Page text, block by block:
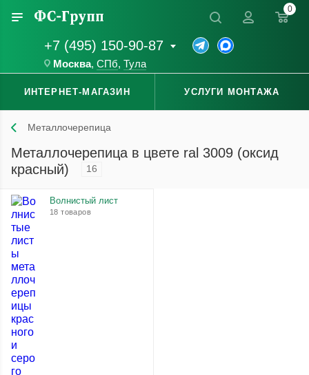
+7 (495) 150-90-87
Москва, СПб, Тула
0
ИНТЕРНЕТ-МАГАЗИН УСЛУГИ МОНТАЖА
Металлочерепица
Металлочерепица в цвете ral 3009 (оксид
красный)
16
Волнистый лист
18 товаров